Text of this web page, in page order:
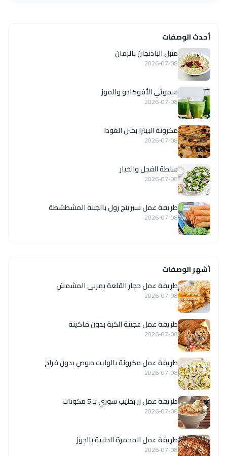
أحدث الوصفات
متبل الباذنجان بالرمان
2026-07-08
سموثي الأفوكادو والموز
2026-07-08
مكرونة البيتزا بجبن الغودا
2026-07-08
سلطة الفجل والخيار
2026-07-08
طريقة عمل سبرينج رول بالجبنة المشطشطة
2026-07-08
أشهر الوصفات
طريقة عمل حجار القلعة بمربى المشمش
2026-07-08
طريقة عمل عجينة الكبة بدون ماكينة
2026-07-08
طريقة عمل مكرونة بالوايت صوص بدون فراخ
2026-07-08
طريقة عمل رز بحليب سوري بـ 5 مكونات
2026-07-08
طريقة عمل المحمرة الحلبية بالجوز
2026-07-08